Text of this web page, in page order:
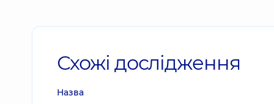
Схожі дослідження
Назва